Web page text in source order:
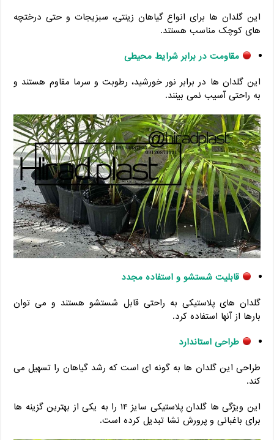
این گلدان ها برای انواع گیاهان زینتی، سبزیجات و حتی درختچه
های کوچک مناسب هستند.
مقاومت در برابر شرایط محیطی
این گلدان ها در برابر نور خورشید، رطوبت و سرما مقاوم هستند و
به راحتی آسیب نمی بینند.
قابلیت شستشو و استفاده مجدد
گلدان های پلاستیکی به راحتی قابل شستشو هستند و می توان
بارها از آنها استفاده کرد.
طراحی استاندارد
طراحی این گلدان ها به گونه ای است که رشد گیاهان را تسهیل می
کند.
این ویژگی ها گلدان پلاستیکی سایز ۱۴ را به یکی از بهترین گزینه ها
برای باغبانی و پرورش نشا تبدیل کرده است.